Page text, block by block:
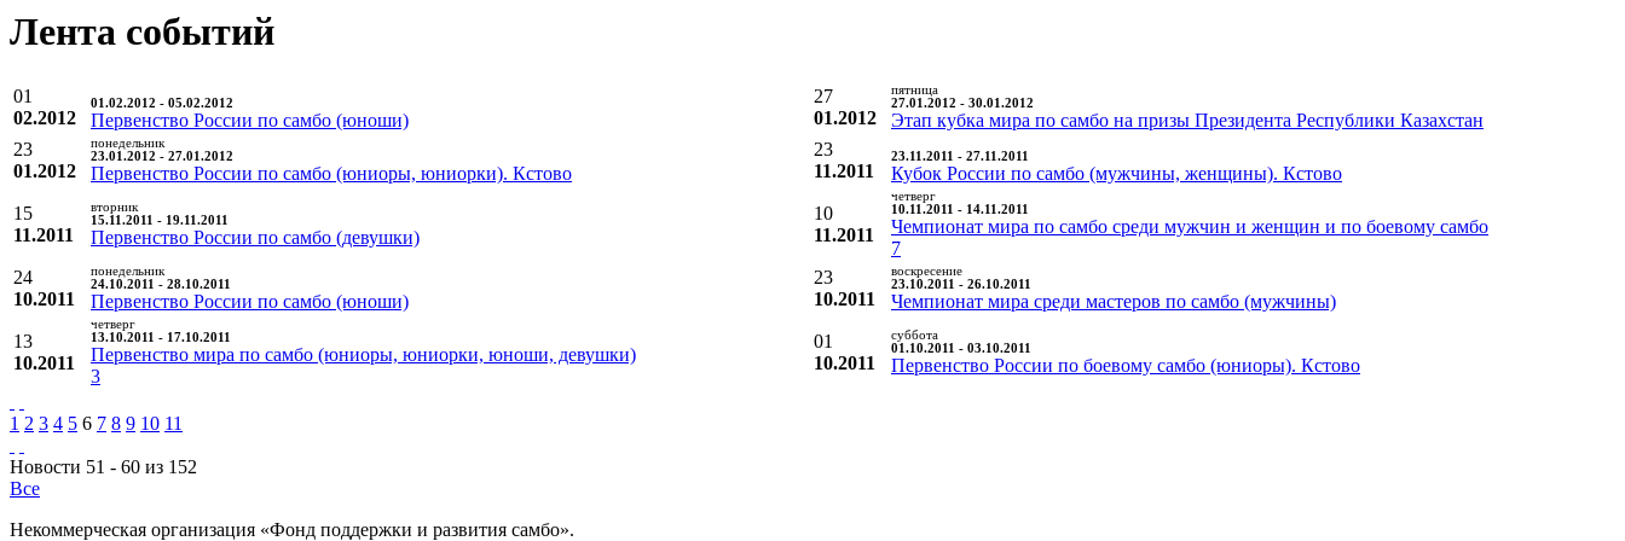
Лента событий
01
02.2012
01.02.2012 - 05.02.2012
Первенство России по самбо (юноши)
27
01.2012
пятница
27.01.2012 - 30.01.2012
Этап кубка мира по самбо на призы Президента Республики Казахстан
23
01.2012
понедельник
23.01.2012 - 27.01.2012
Первенство России по самбо (юниоры, юниорки). Кстово
23
11.2011
23.11.2011 - 27.11.2011
Кубок России по самбо (мужчины, женщины). Кстово
15
11.2011
вторник
15.11.2011 - 19.11.2011
Первенство России по самбо (девушки)
10
11.2011
четверг
10.11.2011 - 14.11.2011
Чемпионат мира по самбо среди мужчин и женщин и по боевому самбо
7
24
10.2011
понедельник
24.10.2011 - 28.10.2011
Первенство России по самбо (юноши)
23
10.2011
воскресение
23.10.2011 - 26.10.2011
Чемпионат мира среди мастеров по самбо (мужчины)
13
10.2011
четверг
13.10.2011 - 17.10.2011
Первенство мира по самбо (юниоры, юниорки, юноши, девушки)
3
01
10.2011
суббота
01.10.2011 - 03.10.2011
Первенство России по боевому самбо (юниоры). Кстово
1 2 3 4 5 6 7 8 9 10 11
Новости 51 - 60 из 152
Все
Некоммерческая организация «Фонд поддержки и развития самбо».